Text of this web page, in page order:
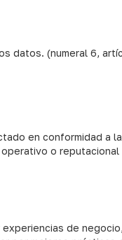
datos. (numeral 6,
en conformidad a
o
de